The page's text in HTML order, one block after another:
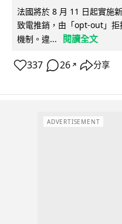
法國將於 8 月 11 日起實施
致電推銷，由「opt-out」
機制。違...
閱讀全文
337 26 ↗ 分享
ADVERTISEMENT